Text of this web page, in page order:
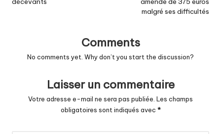
malgré ses difficultés
Comments
No comments yet. Why don’t you start the discussion?
Laisser un commentaire
Votre adresse e-mail ne sera pas publiée. Les champs
obligatoires sont indiqués avec *